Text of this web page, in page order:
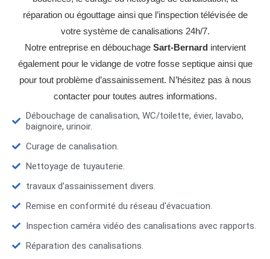
réparation ou égouttage ainsi que l’inspection télévisée de
votre système de canalisations 24h/7.
Notre entreprise en débouchage Sart-Bernardintervient
également pour le vidange de votre fosse septique ainsi que
pour tout problème d’assainissement. N’hésitez pas à nous
contacter pour toutes autres informations.
Débouchage de canalisation, WC/toilette, évier, lavabo,
baignoire, urinoir.
Curage de canalisation.
Nettoyage de tuyauterie.
travaux d’assainissement divers.
Remise en conformité du réseau d'évacuation.
Inspection caméra vidéo des canalisations avec rapports.
Réparation des canalisations.